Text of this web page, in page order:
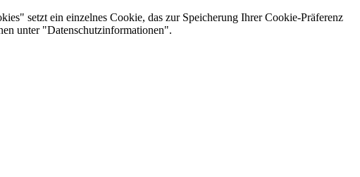
setzt ein einzelnes Cookie, das zur Speicherung Ihrer Cookie-Präferenz
unter "Datenschutzinformationen".